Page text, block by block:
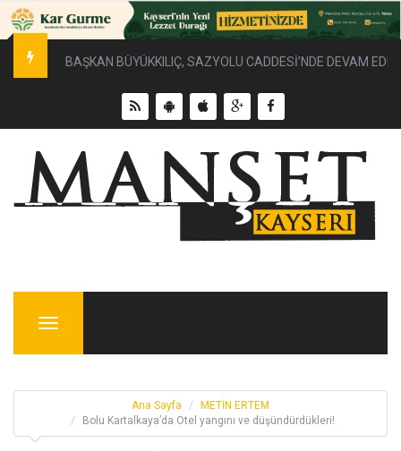
BAŞKAN BÜYÜKKILIÇ, SAZYOLU CADDESİ’NDE DEVAM
Menu
Ana Sayfa
METİN ERTEM
Bolu Kartalkaya’da Otel yangını ve düşündürdükleri!